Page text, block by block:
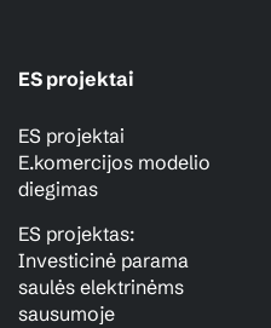
ES projektai
ES projektai
E.komercijos modelio
diegimas
ES projektas:
Investicinė parama
saulės elektrinėms
sausumoje